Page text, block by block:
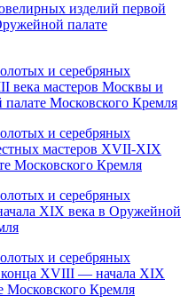
изделий первой
палате
и серебряных
века мастеров Москвы и
Московского Кремля
и серебряных
мастеров XVII-XIX
Московского Кремля
и серебряных
XIX века в Оружейной
и серебряных
конца XVIII — начала XIX
Московского Кремля